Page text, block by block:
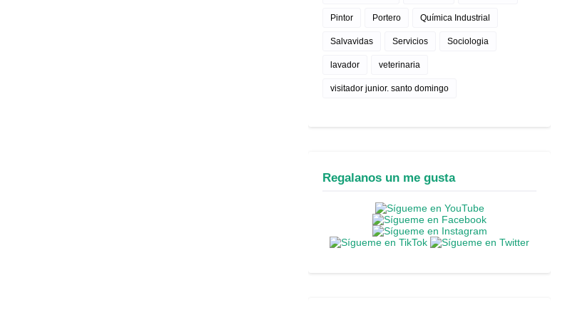
Pintor Portero Química Industrial
Salvavidas Servicios Sociologia
lavador veterinaria
visitador junior. santo domingo
Regalanos un me gusta